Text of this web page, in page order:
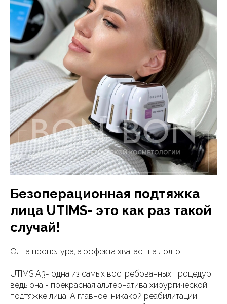
Безоперационная подтяжка
лица UTIMS- это как раз такой
случай!
Одна процедура, а эффекта хватает на долго!
UTIMS A3- одна из самых востребованных процедур,
ведь она - прекрасная альтернатива хирургической
подтяжке лица! А главное, никакой реабилитации!